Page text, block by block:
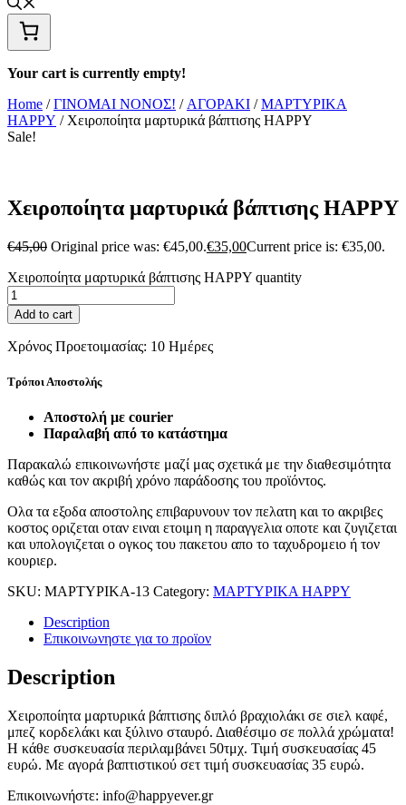
Your cart is currently empty!
Home /ΓΙΝΟΜΑΙ ΝΟΝΟΣ! / ΑΓΟΡΑΚΙ /ΜΑΡΤΥΡΙΚΑ
HAPPY / Χειροποίητα μαρτυρικά βάπτισης HAPPY
Sale!
Χειροποίητα μαρτυρικά βάπτισης HAPPY
€45,00 Original price was: €45,00.€35,00Current price is: €35,00.
Χειροποίητα μαρτυρικά βάπτισης HAPPY quantity
Add to cart
Χρόνος Προετοιμασίας: 10 Ημέρες
Τρόποι Αποστολής
Αποστολή με courier
Παραλαβή από το κατάστημα
Παρακαλώ επικοινωνήστε μαζί μας σχετικά με την διαθεσιμότητα
καθώς και τον ακριβή χρόνο παράδοσης του προϊόντος.
Ολα τα εξοδα αποστολης επιβαρυνουν τον πελατη και το ακριβες
κοστος οριζεται οταν ειναι ετοιμη η παραγγελια οποτε και ζυγιζεται
και υπολογιζεται ο ογκος του πακετου απο το ταχυδρομειο ή τον
κουριερ.
SKU: ΜΑΡΤΥΡΙΚΑ-13 Category: ΜΑΡΤΥΡΙΚΑ HAPPY
Description
Επικοινωνηστε για το προϊoν
Description
Χειροποίητα μαρτυρικά βάπτισης διπλό βραχιολάκι σε σιελ καφέ,
μπεζ κορδελάκι και ξύλινο σταυρό. Διαθέσιμο σε πολλά χρώματα!
Η κάθε συσκευασία περιλαμβάνει 50τμχ. Τιμή συσκευασίας 45
ευρώ. Με αγορά βαπτιστικού σετ τιμή συσκευασίας 35 ευρώ.
Επικοινωνήστε: info@happyever.gr